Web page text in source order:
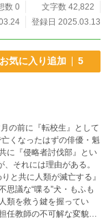
数 0
文字数 42,822
登録日 2025.03.13
お気に入り追加 5
の前に『転校生』として
くなったはずの俳優・魁
それには理由がある。
と共に人類が滅亡する』
類を救う鍵を握ってい